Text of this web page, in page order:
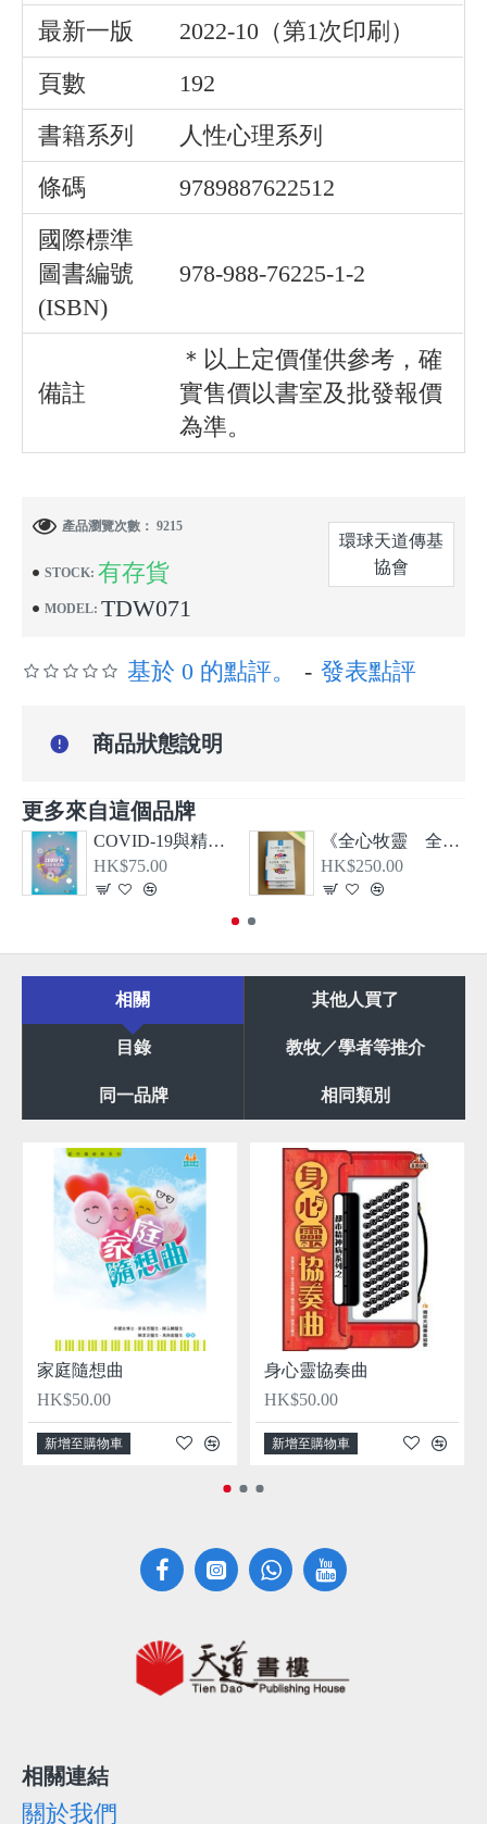
最新一版
2022-10（第1次印刷）
頁數
192
書籍系列
人性心理系列
條碼
9789887622512
國際標準
圖書編號
(ISBN)
978-988-76225-1-2
備註
＊以上定價僅供參考，確
實售價以書室及批發報價
為準。
STOCK: 有存貨
MODEL: TDW071
環球天道傳基
協會
產品瀏覽次數： 9215
基於 0 的點評。 - 發表點評
更多來自這個品牌
COVID-19與精神健康
HK$75.00
《全心牧靈 全恩療心》第一、二、三冊套裝
HK$250.00
商品狀態說明
相關 其他人買了
目錄 教牧／學者等推介
同一品牌 相同類別
家庭隨想曲
HK$50.00
新增至購物車
身心靈協奏曲
HK$50.00
新增至購物車
相關連結
關於我們